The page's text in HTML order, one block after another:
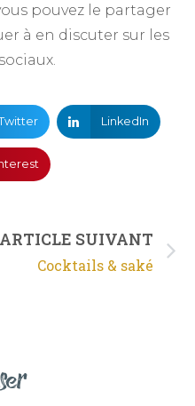
pouvez le partager
à en discuter sur les
LinkedIn
ARTICLE SUIVANT
Cocktails & saké